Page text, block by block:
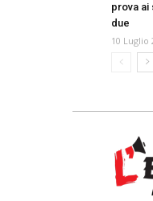
prova ai
due
10 Luglio